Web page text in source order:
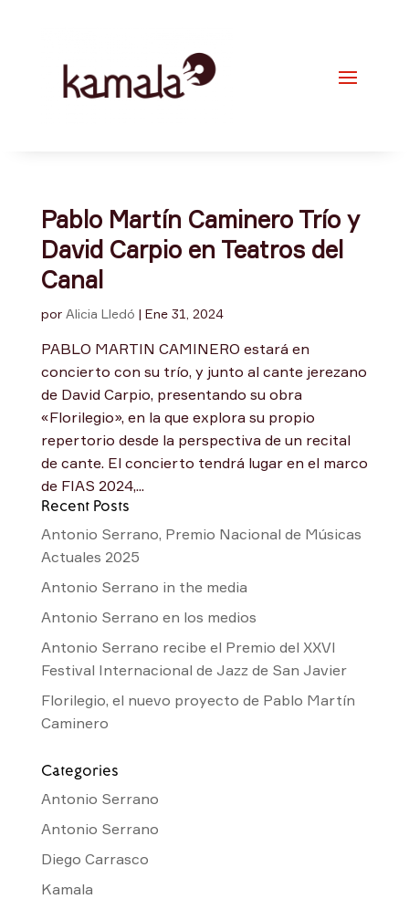
Pablo Martín Caminero Trío y
David Carpio en Teatros del
Canal
por Alicia Lledó | Ene 31, 2024
PABLO MARTIN CAMINERO estará en
concierto con su trío, y junto al cante jerezano
de David Carpio, presentando su obra
«Florilegio», en la que explora su propio
repertorio desde la perspectiva de un recital
de cante. El concierto tendrá lugar en el marco
de FIAS 2024,...
Recent Posts
Antonio Serrano, Premio Nacional de Músicas
Actuales 2025
Antonio Serrano in the media
Antonio Serrano en los medios
Antonio Serrano recibe el Premio del XXVI
Festival Internacional de Jazz de San Javier
Florilegio, el nuevo proyecto de Pablo Martín
Caminero
Categories
Antonio Serrano
Antonio Serrano
Diego Carrasco
Kamala